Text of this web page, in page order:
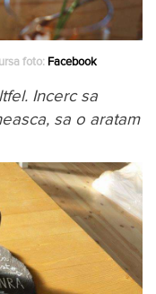
foto: Facebook
Incerc sa
sa o aratam